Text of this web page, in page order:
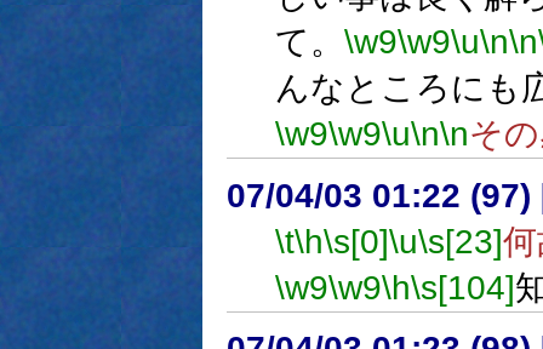
て。 \w9\w9\u\n\n
んなところにも
\w9\w9\u\n\nそ
07/04/03 01:22 (97)
\t\h\s[0]\u\s[23]
\w9\w9\h\s[104]